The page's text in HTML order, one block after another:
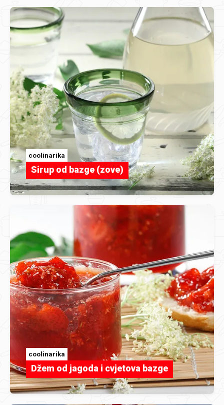
coolinarika
Sirup od bazge (zove)
coolinarika
Džem od jagoda i cvjetova bazge